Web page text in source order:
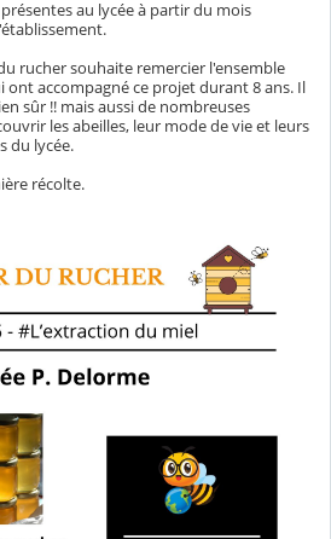
au lycée à partir du mois
rucher souhaite remercier l'ensemble
ont accompagné ce projet durant 8 ans. Il
sûr !! mais aussi de nombreuses
les abeilles, leur mode de vie et leurs
du lycée.
récolte.